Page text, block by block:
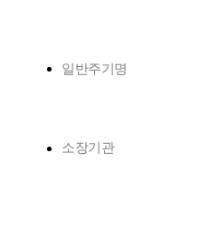
일반주기명
소장기관